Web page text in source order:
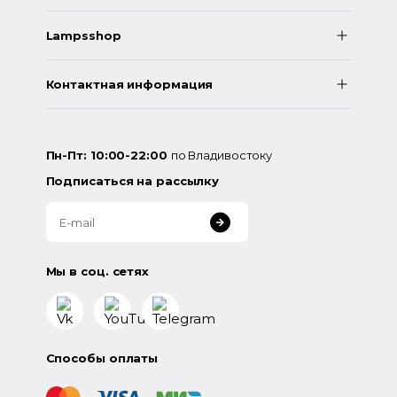
Lampsshop
Контактная информация
Пн-Пт: 10:00-22:00 по Владивостоку
Подписаться на рассылку
Мы в соц. сетях
Способы оплаты